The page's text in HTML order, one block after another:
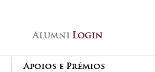
Alumni Login
Apoios e Prémios